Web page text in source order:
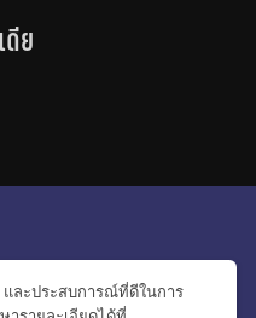
ย
ละประสบการณ์ที่ดีในการ